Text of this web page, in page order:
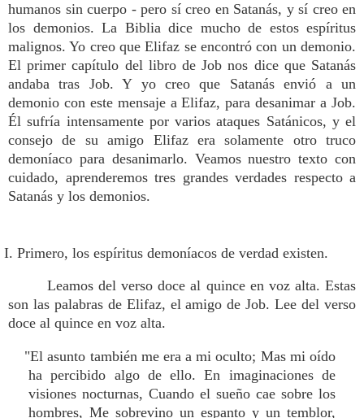
humanos sin cuerpo - pero sí creo en Satanás, y sí creo en
los demonios. La Biblia dice mucho de estos espíritus
malignos. Yo creo que Elifaz se encontró con un demonio.
El primer capítulo del libro de Job nos dice que Satanás
andaba tras Job. Y yo creo que Satanás envió a un
demonio con este mensaje a Elifaz, para desanimar a Job.
Él sufría intensamente por varios ataques Satánicos, y el
consejo de su amigo Elifaz era solamente otro truco
demoníaco para desanimarlo. Veamos nuestro texto con
cuidado, aprenderemos tres grandes verdades respecto a
Satanás y los demonios.
I. Primero, los espíritus demoníacos de verdad existen.
Leamos del verso doce al quince en voz alta. Estas
son las palabras de Elifaz, el amigo de Job. Lee del verso
doce al quince en voz alta.
"El asunto también me era a mi oculto; Mas mi oído
ha percibido algo de ello. En imaginaciones de
visiones nocturnas, Cuando el sueño cae sobre los
hombres, Me sobrevino un espanto y un temblor,